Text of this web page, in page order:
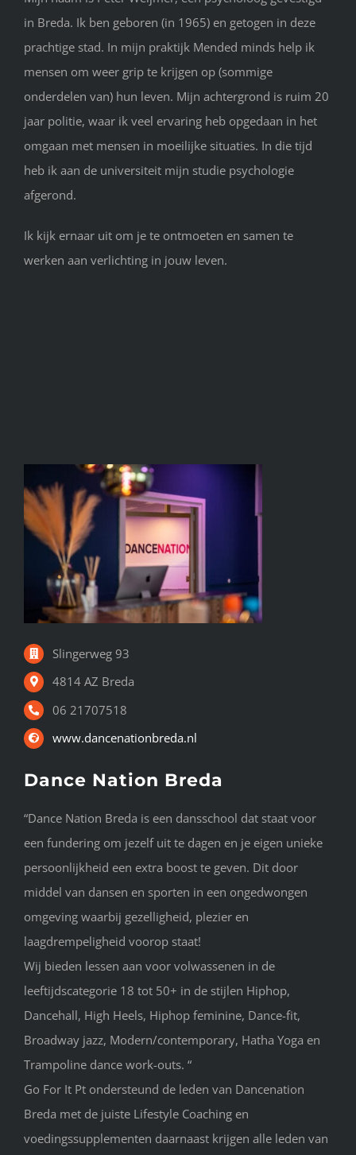
in Breda. Ik ben geboren (in 1965) en getogen in deze
prachtige stad. In mijn praktijk Mended minds help ik
mensen om weer grip te krijgen op (sommige
onderdelen van) hun leven. Mijn achtergrond is ruim 20
jaar politie, waar ik veel ervaring heb opgedaan in het
omgaan met mensen in moeilijke situaties. In die tijd
heb ik aan de universiteit mijn studie psychologie
afgerond.
Ik kijk ernaar uit om je te ontmoeten en samen te
werken aan verlichting in jouw leven.
Slingerweg 93
4814 AZ Breda
06 21707518
www.dancenationbreda.nl
Dance Nation Breda
“Dance Nation Breda is een dansschool dat staat voor
een fundering om jezelf uit te dagen en je eigen unieke
persoonlijkheid een extra boost te geven. Dit door
middel van dansen en sporten in een ongedwongen
omgeving waarbij gezelligheid, plezier en
laagdrempeligheid voorop staat!
Wij bieden lessen aan voor volwassenen in de
leeftijdscategorie 18 tot 50+ in de stijlen Hiphop,
Dancehall, High Heels, Hiphop feminine, Dance-fit,
Broadway jazz, Modern/contemporary, Hatha Yoga en
Trampoline dance work-outs. “
Go For It Pt ondersteund de leden van Dancenation
Breda met de juiste Lifestyle Coaching en
voedingssupplementen daarnaast krijgen alle leden van